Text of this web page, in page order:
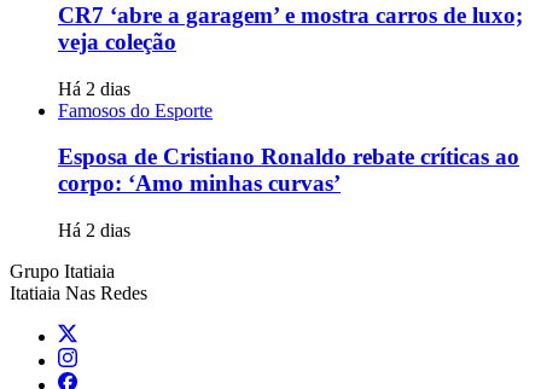
CR7 ‘abre a garagem’ e mostra carros de luxo;
veja coleção
Há 2 dias
Famosos do Esporte
Esposa de Cristiano Ronaldo rebate críticas ao
corpo: ‘Amo minhas curvas’
Há 2 dias
Grupo Itatiaia
Itatiaia Nas Redes